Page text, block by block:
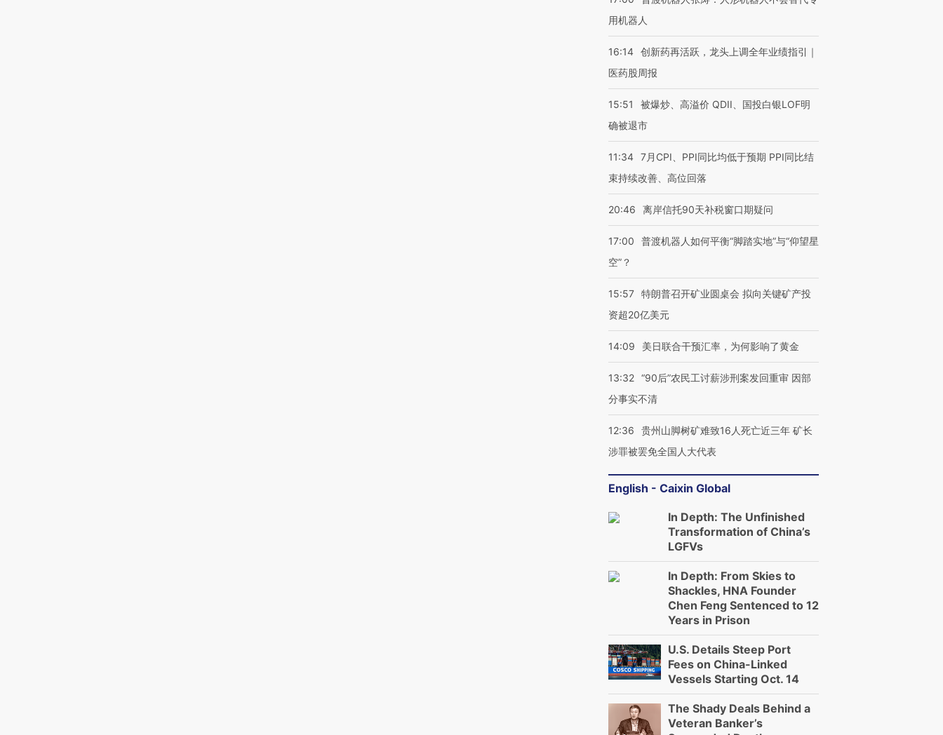
用机器人
16:14 创新药再活跃，龙头上调全年业绩指引｜
医药股周报
15:51
被爆炒、高溢价 QDII、国投白银LOF明
确被退市
11:34 7月CPI、PPI同比均低于预期 PPI同比结
束持续改善、高位回落
20:46 离岸信托90天补税窗口期疑问
17:00
普渡机器人如何平衡“脚踏实地”与“仰望星
空”？
15:57 特朗普召开矿业圆桌会 拟向关键矿产投
资超20亿美元
14:09 美日联合干预汇率，为何影响了黄金
13:32 “90后”农民工讨薪涉刑案发回重审 因部
分事实不清
12:36
贵州山脚树矿难致16人死亡近三年 矿长
涉罪被罢免全国人大代表
English - Caixin Global
In Depth: The Unfinished
Transformation of China’s
LGFVs
In Depth: From Skies to
Shackles, HNA Founder
Chen Feng Sentenced to 12
Years in Prison
U.S. Details Steep Port
Fees on China-Linked
Vessels Starting Oct. 14
The Shady Deals Behind a
Veteran Banker’s